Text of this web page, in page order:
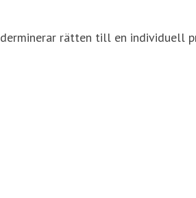
rätten till en individuell